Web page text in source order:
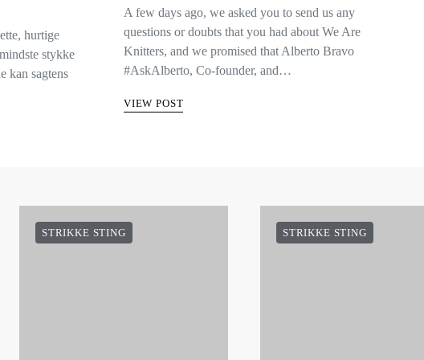
hurtige
stykke
kan sagtens
A few days ago, we asked you to send us any
questions or doubts that you had about We Are
Knitters, and we promised that Alberto Bravo
#AskAlberto, Co-founder, and…
VIEW POST
STRIKKE STING STRIKKE STING